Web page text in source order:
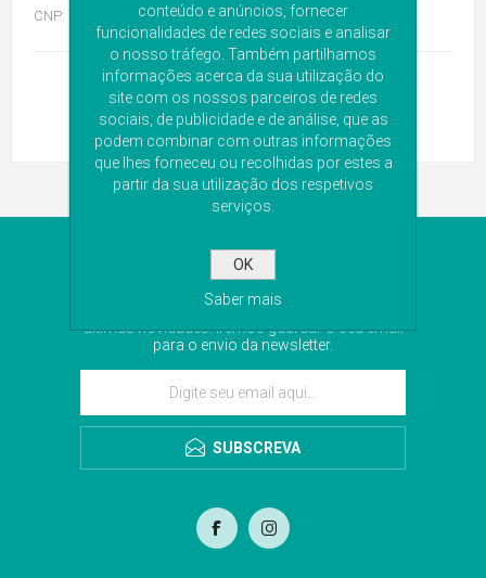
CNP:
NEWSLETTER
Subscreva a nossa newsletter para receber as
últimas novidades. Iremos guardar o seu email
para o envio da newsletter.
SUBSCREVA
conteúdo e anúncios, fornecer
funcionalidades de redes sociais e analisar
o nosso tráfego. Também partilhamos
informações acerca da sua utilização do
site com os nossos parceiros de redes
sociais, de publicidade e de análise, que as
podem combinar com outras informações
que lhes forneceu ou recolhidas por estes a
partir da sua utilização dos respetivos
serviços.
OK
Saber mais